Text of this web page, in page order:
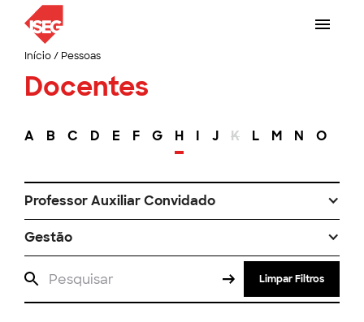
Início/ Pessoas
Docentes
A B C D E F G H I J K L M N O
Professor Auxiliar Convidado
Gestão
Limpar Filtros